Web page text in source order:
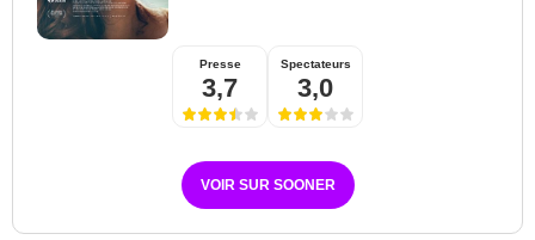
Presse
3,7
Spectateurs
3,0
VOIR SUR SOONER